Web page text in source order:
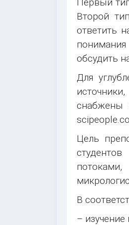
Второй
ответить
обсудить
Для
снабжены
Цель
В
–